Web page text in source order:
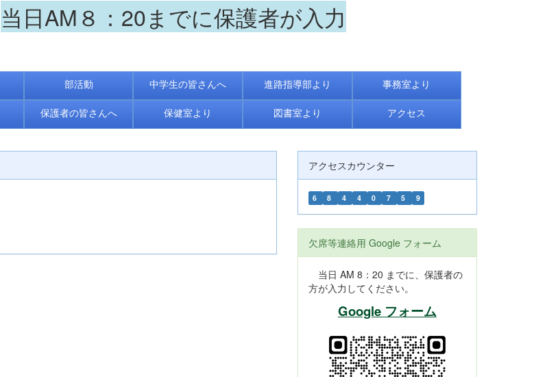
当日AM８：20までに保護者が入力
部活動 中学生の皆さんへ 進路指導部より 事務室より
保護者の皆さんへ 保健室より 図書室より アクセス
アクセスカウンター
6 8 4 4 0 7 5 9
欠席等連絡用 Google フォーム
当日 AM 8：20 までに、保護者の
方が入力してください。
Google フォーム